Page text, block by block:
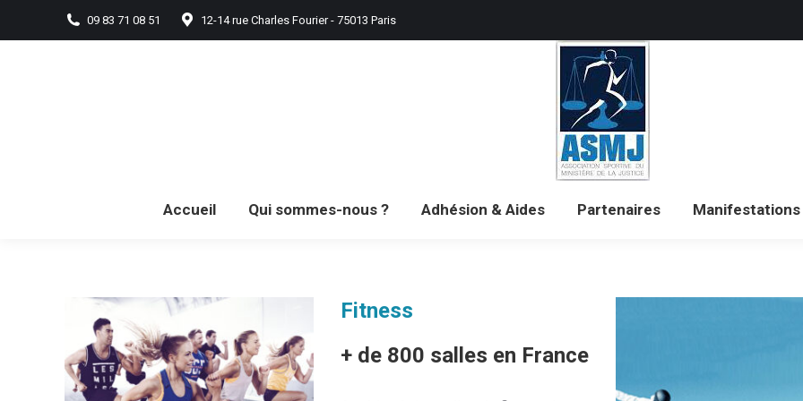
09 83 71 08 51 12-14 rue Charles Fourier - 75013 Paris
Accueil Qui sommes-nous ? Adhésion & Aides Partenaires Manifestations
Fitness
+ de 800 salles en France
Adhésion & Aides